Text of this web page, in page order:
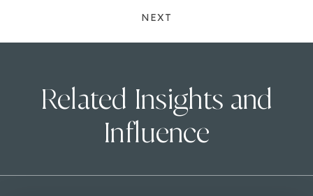
NEXT
Related Insights and
Influence